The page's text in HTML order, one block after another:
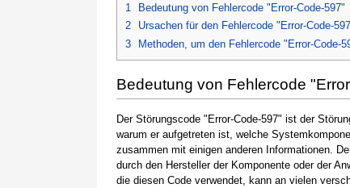
1
Bedeutung von Fehlercode "Error-Code-597"
2
Ursachen für den Fehlercode "Error-Code-
3
Methoden, um den Fehlercode "Error-Code-
Bedeutung von Fehlercode
Der Störungscode "Error-Code-597" ist der
warum er aufgetreten ist, welche
zusammen mit einigen anderen Informationen.
durch den Hersteller der Komponente oder der
die diesen Code verwendet, kann an vielen